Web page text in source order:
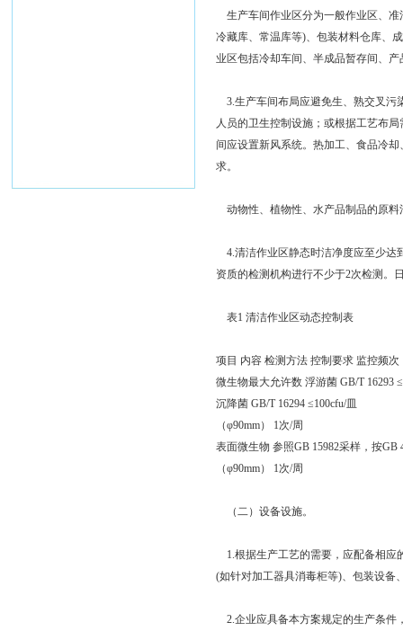
生产车间作业区分为一般作业区、准
冷藏库、常温库等)、包装材料仓库、
业区包括冷却车间、半成品暂存间、
3.生产车间布局应避免生、熟交叉污
人员的卫生控制设施；或根据工艺布
间应设置新风系统。热加工、食品冷
求。
动物性、植物性、水产品制品的原料
4.清洁作业区静态时洁净度应至少达
资质的检测机构进行不少于2次检测。
表1 清洁作业区动态控制表
项目 内容 检测方法 控制要求 监控频次
微生物最大允许数 浮游菌 GB/T 16293
沉降菌 GB/T 16294 ≤100cfu/皿
（φ90mm） 1次/周
表面微生物 参照GB 15982采样，按GB
（φ90mm） 1次/周
（二）设备设施。
1.根据生产工艺的需要，应配备相应
(如针对加工器具消毒柜等)、包装设备
2.企业应具备本方案规定的生产条件